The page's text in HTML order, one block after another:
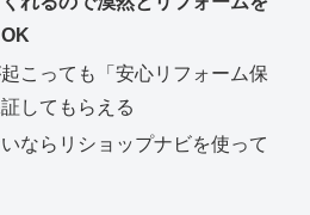
こっても「安心リフォーム保
してもらえる
ならリショップナビを使って